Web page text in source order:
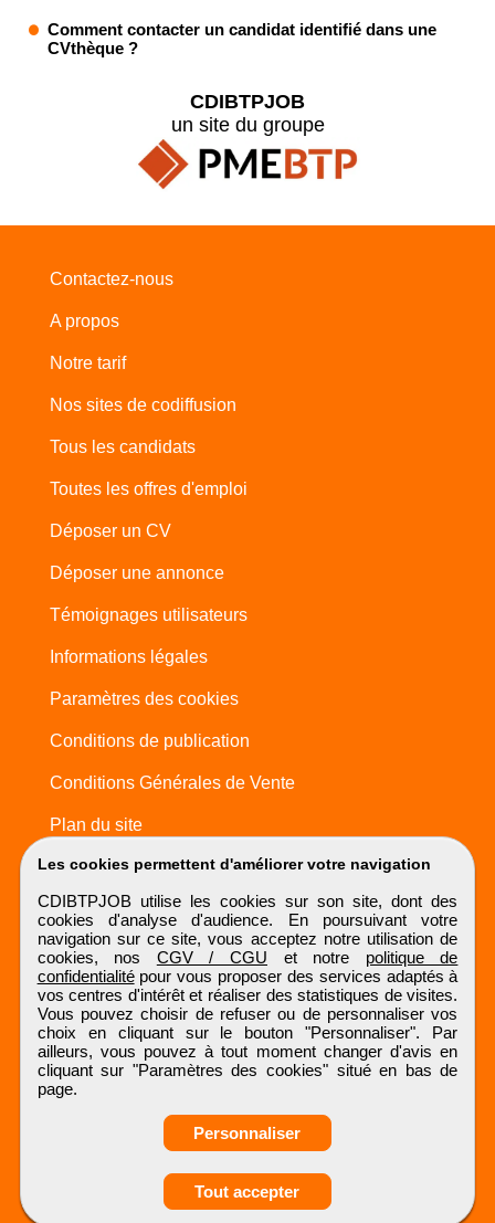
Comment contacter un candidat identifié dans une
CVthèque ?
Les cookies permettent d'améliorer votre navigation
CDIBTPJOB utilise les cookies sur son site, dont des
cookies d'analyse d'audience. En poursuivant votre
navigation sur ce site, vous acceptez notre utilisation de
cookies, nos CGV / CGU et notre politique de
confidentialitépour vous proposer des services adaptés à
vos centres d'intérêt et réaliser des statistiques de visites.
Vous pouvez choisir de refuser ou de personnaliser vos
choix en cliquant sur le bouton "Personnaliser". Par
ailleurs, vous pouvez à tout moment changer d'avis en
cliquant sur "Paramètres des cookies" situé en bas de
page.
Personnaliser
Tout accepter
CDIBTPJOB
un site du groupe
Contactez-nous
A propos
Notre tarif
Nos sites de codiffusion
Tous les candidats
Toutes les offres d'emploi
Déposer un CV
Déposer une annonce
Témoignages utilisateurs
Informations légales
Paramètres des cookies
Conditions de publication
Conditions Générales de Vente
Plan du site
CDIBTPJOB